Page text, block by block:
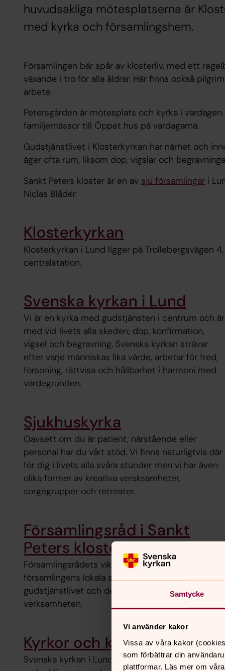
Samtycke
Vi använder kakor
Vissa av våra kakor
som förbättrar din
plattformar. Läs mer om
huvudsakliga mötesplatserna är
med kyrka och församlingshem.
Församlingen bär spår av klosterliv, med ett
växande i tro för alla åldrar. Här finns också
arbete.
Petersgården är mötesplats och kyrka i
familjemässor till Öppet hus på vardagarna.
Gudstjänstlivet i Klosterkyrkan har närhet och
äger ofta rum, liksom dop, vigslar och
Sankt Peters kloster är en av sju församlingari
Niclas Blåder.
Klosterkyrkan
Klosterkyrkan i Lund ligger på Trollebergsvägen
centralstation.
Svenska kyrkan i Lund
Vi är en kyrka med gudstjänsten i centrum och är
med vid livets alla skeden; dop, konfirmation,
vigsel och begravning. Svenska kyrkan strävar
efter varje människas lika värde, arbetar för fred,
försoning, rättvisa och hållbarhet i harmoni med
värdegrunden.
Sjukhuskyrka
Oavsett om du är patient, närstående eller
personal har du vårt stöd. Vi finns naturligtvis där
för dig i livets alla svåra stunder men vi har även
olika former av kreativa versksamheter,
sorgegrupper och retreater.
Församlingsråd i Sankt
Peters klosters församling
Församlingsrådets viktigaste funktion är att vara
församlingens lokala styrelse, med ansvar för
gudstjänstlivet och den lokala kyrkliga
verksamheten.
Kyrkor och kyrkogårdar
Svenska kyrkan i Lund har 18 kyrkor och kapell.